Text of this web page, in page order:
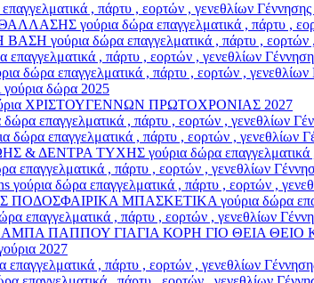
, πάρτυ , εορτών , γενεθλίων Γέννησης
γούρια δώρα επαγγελματικά , πάρτυ ,
γούρια δώρα επαγγελματικά , πάρτυ , εορτών ,
, πάρτυ , εορτών , γενεθλίων
επαγγελματικά , πάρτυ , εορτών , γενεθλίων
δώρα 2025
ΧΡΙΣΤΟΥΓΕΝΝΩΝ ΠΡΩΤΟΧΡΟΝΙΑΣ 2027
επαγγελματικά , πάρτυ , εορτών , γενεθλίων
επαγγελματικά , πάρτυ , εορτών , γενεθλίων
ΔΕΝΤΡΑ ΤΥΧΗΣ γούρια δώρα επαγγελματικά ,
, πάρτυ , εορτών , γενεθλίων
δώρα επαγγελματικά , πάρτυ , εορτών ,
ΜΠΑΣΚΕΤΙΚΑ γούρια δώρα
επαγγελματικά , πάρτυ , εορτών , γενεθλίων
ΠΑΠΠΟΥ ΓΙΑΓΙΑ ΚΟΡΗ ΓΙΟ ΘΕΙΑ
2027
, πάρτυ , εορτών , γενεθλίων